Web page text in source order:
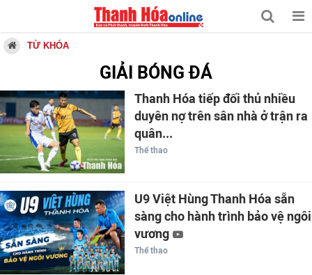
TỪ KHÓA
GIẢI BÓNG ĐÁ
Thanh Hóa tiếp đối thủ nhiều
duyên nợ trên sân nhà ở trận ra
quân...
Thể thao
U9 Việt Hùng Thanh Hóa sẵn
sàng cho hành trình bảo vệ ngôi
vương
Thể thao